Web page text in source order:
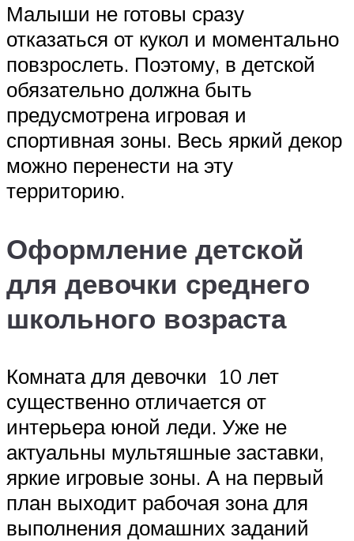
Малыши не готовы сразу
отказаться от кукол и моментально
повзрослеть. Поэтому, в детской
обязательно должна быть
предусмотрена игровая и
спортивная зоны. Весь яркий декор
можно перенести на эту
территорию.
Оформление детской
для девочки среднего
школьного возраста
Комната для девочки 10 лет
существенно отличается от
интерьера юной леди. Уже не
актуальны мультяшные заставки,
яркие игровые зоны. А на первый
план выходит рабочая зона для
выполнения домашних заданий